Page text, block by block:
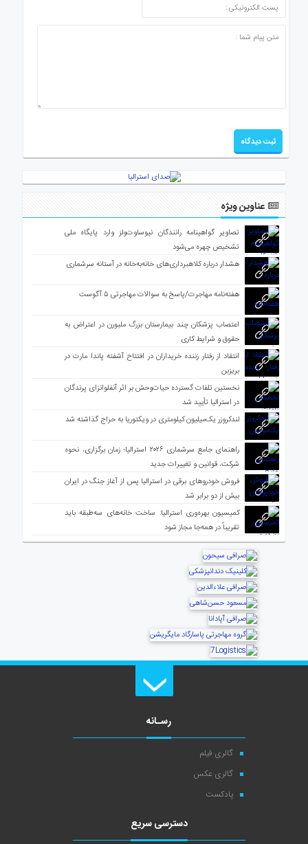
عناوین ویژه
تصاویر گواهینامه رانندگان نیوساوت‌ولز وارد پایگاه ملی
تشخیص چهره می‌شود
هشدار درباره کلاهبرداری‌های خانه‌به‌خانه در آستانه سرشماری
هفته‌نامه مهاجرت/پاسخ به سوالات مهاجرتی ۵ آگوست
اعتصاب پزشکان چند بیمارستان بزرگ ملبورن در اعتراض به
حقوق و شرایط کاری
انتقاد از رفتار زننده خریداران در افتتاح آشفته پاندا مارت در
بریزبن
نخستین تلفات گسترده حیات‌وحش بر اثر آنفلوانزای پرندگان
در استرالیا تأیید شد
لندکروزر یک‌میلیون کیلومتری در ویکتوریا به حراج گذاشته شد
راهنمای جامع سرشماری ۲۰۲۶ استرالیا؛ زمان برگزاری، نحوه
شرکت، قوانین و تغییرات جدید
فروش خودروهای برقی در استرالیا پس از آغاز جنگ در ایران
بیش از دو برابر شد
کمیسیون بهره‌وری استرالیا: ساخت خانه‌های سه‌طبقه باید
تقریباً در همه‌جا مجاز شود
رسـانه
گالری فیلم
گالری عکس
پادکست
دسترسی سریع